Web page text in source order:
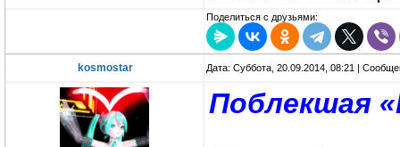
Поделиться с друзьями:
kosmostar Дата: Суббота, 20.09.2014, 08:21 |
Поблекшая